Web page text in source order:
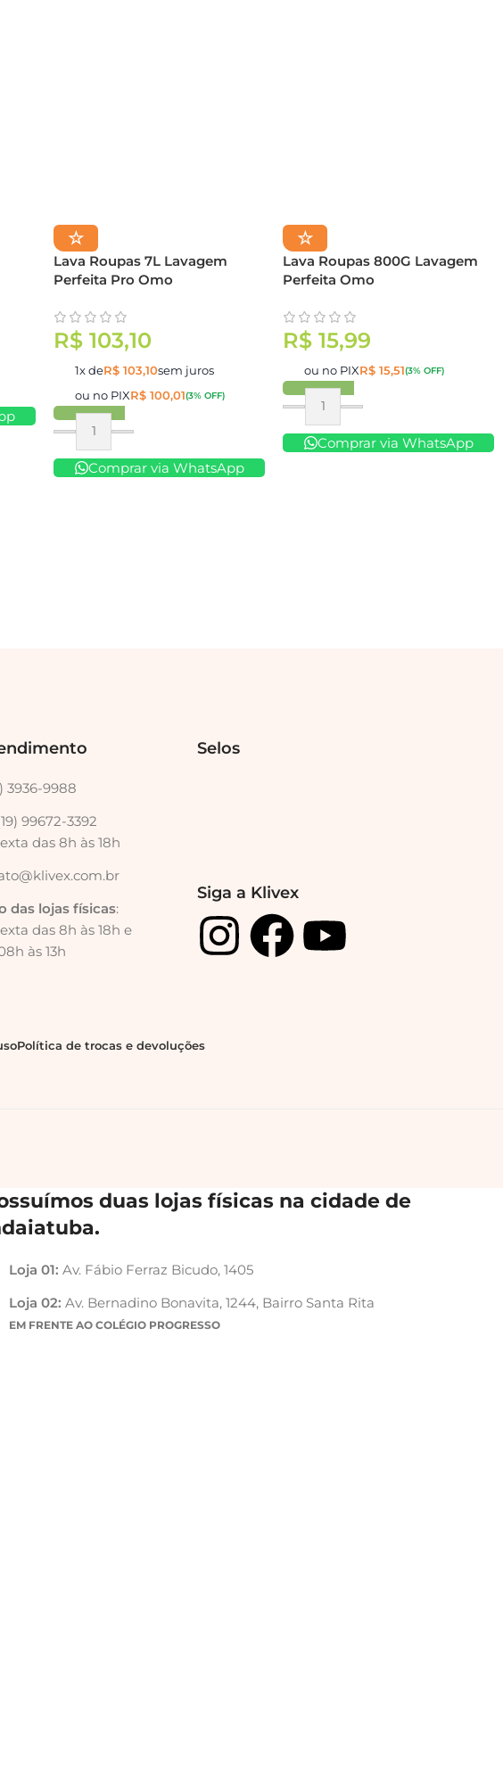
☆
Lava Roupas 7L Lavagem
Perfeita Pro Omo
R$ 103,10
1x deR$ 103,10sem juros
ou no PIXR$ 100,01(3% OFF)
Comprar
Comprar via WhatsApp
☆
Lava Roupas 800G Lavagem
Perfeita Omo
R$ 15,99
ou no PIXR$ 15,51(3% OFF)
Comprar
Comprar via WhatsApp
3936-9988
99672-3392
das 8h às 18h
das lojas físicas:
das 8h às 18h e
às 13h
Selos
Siga a Klivex
Política de trocas e devoluções
duas lojas físicas na cidade de
Loja 01: Av. Fábio Ferraz Bicudo, 1405
Loja 02: Av. Bernadino Bonavita, 1244, Bairro Santa Rita
EM FRENTE AO COLÉGIO PROGRESSO